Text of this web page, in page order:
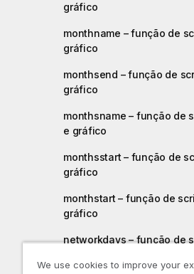
gráfico
monthname – função de
gráfico
monthsend – função de
gráfico
monthsname – função de
e gráfico
monthsstart – função de
gráfico
monthstart – função de
gráfico
networkdays – função de
We use cookies to improve your